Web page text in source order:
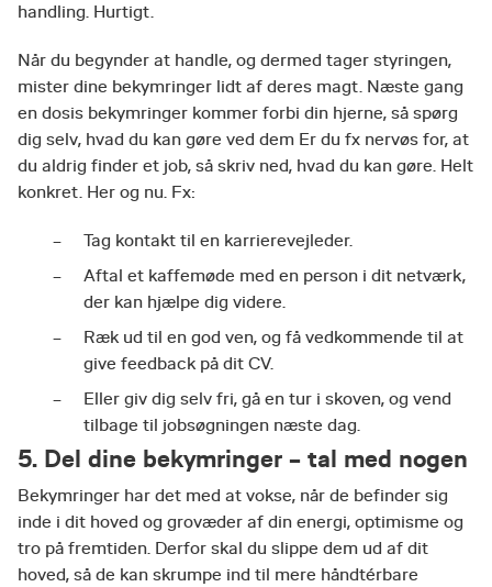
handling. Hurtigt.
Når du begynder at handle, og dermed tager styringen,
mister dine bekymringer lidt af deres magt. Næste gang
en dosis bekymringer kommer forbi din hjerne, så spørg
dig selv, hvad du kan gøre ved dem Er du fx nervøs for, at
du aldrig finder et job, så skriv ned, hvad du kan gøre. Helt
konkret. Her og nu. Fx:
Tag kontakt til en karrierevejleder.
Aftal et kaffemøde med en person i dit netværk,
der kan hjælpe dig videre.
Ræk ud til en god ven, og få vedkommende til at
give feedback på dit CV.
Eller giv dig selv fri, gå en tur i skoven, og vend
tilbage til jobsøgningen næste dag.
5. Del dine bekymringer – tal med nogen
Bekymringer har det med at vokse, når de befinder sig
inde i dit hoved og grovæder af din energi, optimisme og
tro på fremtiden. Derfor skal du slippe dem ud af dit
hoved, så de kan skrumpe ind til mere håndtérbare